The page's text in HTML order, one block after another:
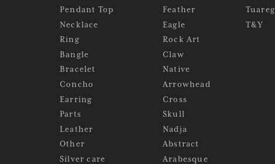
Pendant Top
Necklace
Ring
Bangle
Bracelet
Concho
Earring
Parts
Leather
Other
Silver care
Feather
Eagle
Rock Art
Claw
Native
Arrowhead
Cross
Skull
Nadja
Abstract
Arabesque
Tuareg
T&Y